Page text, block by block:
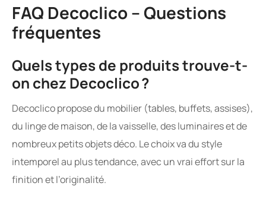
FAQ Decoclico – Questions
fréquentes
Quels types de produits trouve-t-
on chez Decoclico ?
Decoclico propose du mobilier (tables, buffets, assises),
du linge de maison, de la vaisselle, des luminaires et de
nombreux petits objets déco. Le choix va du style
intemporel au plus tendance, avec un vrai effort sur la
finition et l’originalité.